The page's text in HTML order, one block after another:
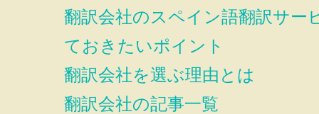
翻訳会社のスペイン語翻訳サー
ておきたいポイント
翻訳会社を選ぶ理由とは
翻訳会社の記事一覧